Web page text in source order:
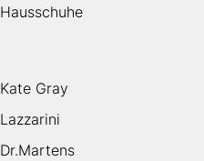
Hausschuhe
Kate Gray
Lazzarini
Dr.Martens